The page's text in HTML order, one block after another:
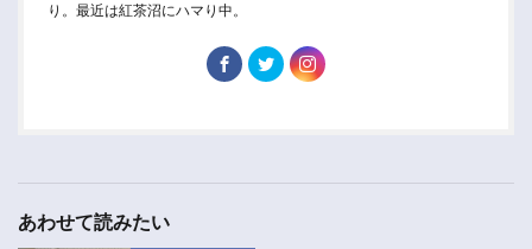
り。最近は紅茶沼にハマり中。
あわせて読みたい